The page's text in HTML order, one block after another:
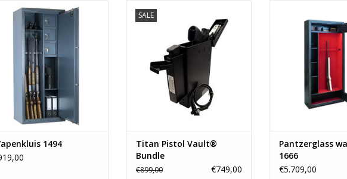
- 150x60 cm
- Ruimte voor 4 geweren
- 3 binnenkluizen
- Vanaf 110 kg
AAN WINKELWAGEN
1494
SALE
een complete mechanische
pistoolkluis met Simplex®
combinatieslot, inclusief Amo-
Box voor magazijnen en Cable
Lock voor veilig transport.
Betrouwbare, batterijvrije
beveiliging voor thuis, onderweg
en in uw voertuig.
TOEVOEGEN AAN WINKELWAGEN
Titan Pistol Vault®
Bundle
€899,00 €749,00
opbergvak
- Glasplaat
- 25 mm
TOEVOEGEN AAN
Pantzerglass
1666
€5.709,00